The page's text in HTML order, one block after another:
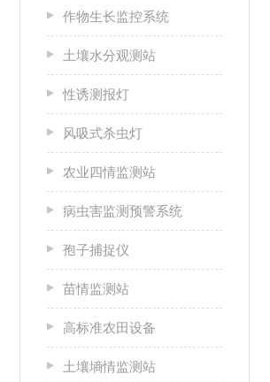
作物生长监控系统
土壤水分观测站
性诱测报灯
风吸式杀虫灯
农业四情监测站
病虫害监测预警系统
孢子捕捉仪
苗情监测站
高标准农田设备
土壤墒情监测站